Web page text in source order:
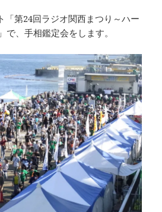
「第24回ラジオ関西まつり～ハー
で、手相鑑定会をします。